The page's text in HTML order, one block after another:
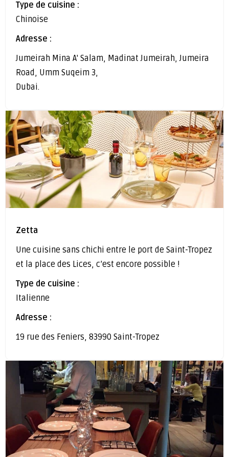
Type de cuisine :
Chinoise
Adresse :
Jumeirah Mina A' Salam, Madinat Jumeirah, Jumeira
Road, Umm Suqeim 3,
Dubai.
Zetta
Une cuisine sans chichi entre le port de Saint-Tropez
et la place des Lices, c’est encore possible !
Type de cuisine :
Italienne
Adresse :
19 rue des Feniers, 83990 Saint-Tropez